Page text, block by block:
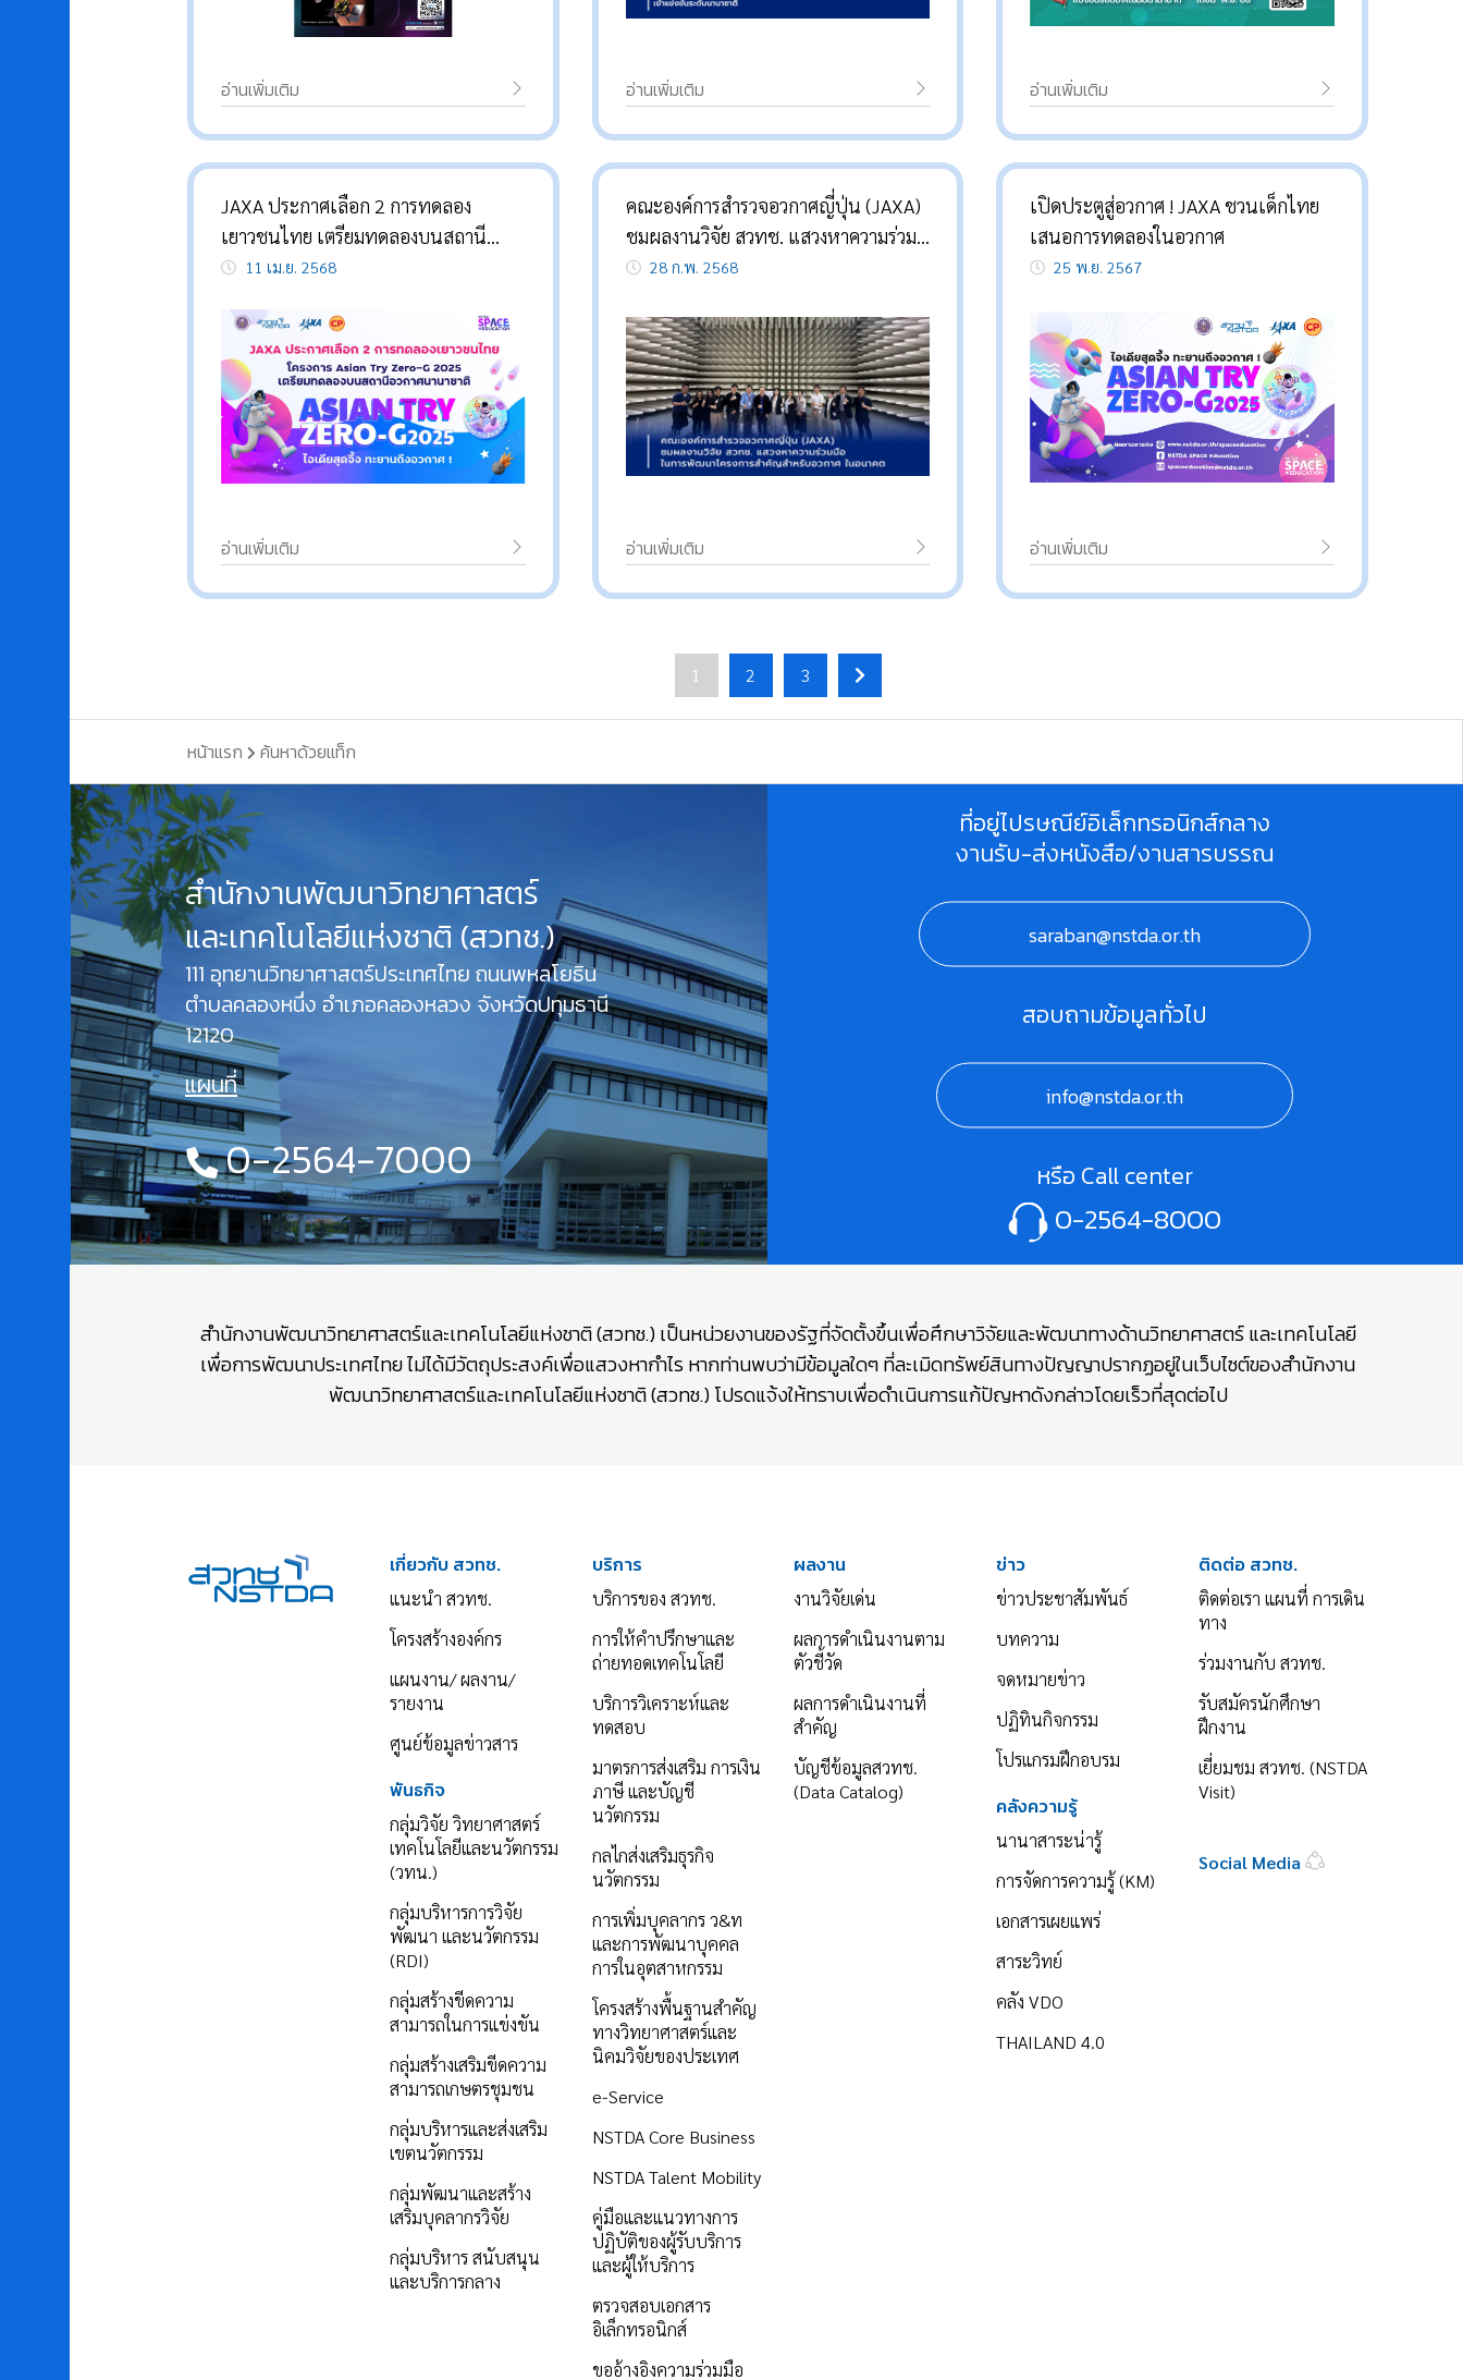
อ่านเพิ่มเติม อ่านเพิ่มเติม อ่านเพิ่มเติม
JAXA ประกาศเลือก 2 การทดลอง
เยาวชนไทย เตรียมทดลองบนสถานี
อวกาศนานาชาติ
11 เม.ย. 2568
อ่านเพิ่มเติม
คณะองค์การสำรวจอวกาศญี่ปุ่น (JAXA)
ชมผลงานวิจัย สวทช. แสวงหาความร่วม
มือ ในการพัฒนาโครงการสำคัญสำหรับ
28 ก.พ. 2568
อ่านเพิ่มเติม
เปิดประตูสู่อวกาศ ! JAXA ชวนเด็กไทย
เสนอการทดลองในอวกาศ
25 พ.ย. 2567
อ่านเพิ่มเติม
1 2 3
หน้าแรก ค้นหาด้วยแท็ก
สำนักงานพัฒนาวิทยาศาสตร์
และเทคโนโลยีแห่งชาติ (สวทช.)
111 อุทยานวิทยาศาสตร์ประเทศไทย ถนนพหลโยธิน
ตำบลคลองหนึ่ง อำเภอคลองหลวง จังหวัดปทุมธานี
12120
แผนที่
0-2564-7000
ที่อยู่ไปรษณีย์อิเล็กทรอนิกส์กลาง
งานรับ-ส่งหนังสือ/งานสารบรรณ
saraban@nstda.or.th
สอบถามข้อมูลทั่วไป
info@nstda.or.th
หรือ Call center
0-2564-8000
สำนักงานพัฒนาวิทยาศาสตร์และเทคโนโลยีแห่งชาติ (สวทช.) เป็นหน่วยงานของรัฐที่จัดตั้งขึ้นเพื่อศึกษาวิจัยและพัฒนาทางด้านวิทยาศาสตร์ และเทคโนโลยี
เพื่อการพัฒนาประเทศไทย ไม่ได้มีวัตถุประสงค์เพื่อแสวงหากำไร หากท่านพบว่ามีข้อมูลใดๆ ที่ละเมิดทรัพย์สินทางปัญญาปรากฏอยู่ในเว็บไซต์ของสำนักงาน
พัฒนาวิทยาศาสตร์และเทคโนโลยีแห่งชาติ (สวทช.) โปรดแจ้งให้ทราบเพื่อดำเนินการแก้ปัญหาดังกล่าวโดยเร็วที่สุดต่อไป
เกี่ยวกับ สวทช.
แนะนำ สวทช.
โครงสร้างองค์กร
แผนงาน/ ผลงาน/
รายงาน
ศูนย์ข้อมูลข่าวสาร
พันธกิจ
กลุ่มวิจัย วิทยาศาสตร์
เทคโนโลยีและนวัตกรรม
(วทน.)
กลุ่มบริหารการวิจัย
พัฒนา และนวัตกรรม
(RDI)
กลุ่มสร้างขีดความ
สามารถในการแข่งขัน
กลุ่มสร้างเสริมขีดความ
สามารถเกษตรชุมชน
กลุ่มบริหารและส่งเสริม
เขตนวัตกรรม
กลุ่มพัฒนาและสร้าง
เสริมบุคลากรวิจัย
กลุ่มบริหาร สนับสนุน
และบริการกลาง
บริการ
บริการของ สวทช.
การให้คำปรึกษาและ
ถ่ายทอดเทคโนโลยี
บริการวิเคราะห์และ
ทดสอบ
มาตรการส่งเสริม การเงิน
ภาษี และบัญชี
นวัตกรรม
กลไกส่งเสริมธุรกิจ
นวัตกรรม
การเพิ่มบุคลากร ว&ท
และการพัฒนาบุคคล
การในอุตสาหกรรม
โครงสร้างพื้นฐานสำคัญ
ทางวิทยาศาสตร์และ
นิคมวิจัยของประเทศ
e-Service
NSTDA Core Business
NSTDA Talent Mobility
คู่มือและแนวทางการ
ปฏิบัติของผู้รับบริการ
และผู้ให้บริการ
ตรวจสอบเอกสาร
อิเล็กทรอนิกส์
ขออ้างอิงความร่วมมือ
ผลงาน
งานวิจัยเด่น
ผลการดำเนินงานตาม
ตัวชี้วัด
ผลการดำเนินงานที่
สำคัญ
บัญชีข้อมูลสวทช.
(Data Catalog)
ข่าว
ข่าวประชาสัมพันธ์
บทความ
จดหมายข่าว
ปฏิทินกิจกรรม
โปรแกรมฝึกอบรม
คลังความรู้
นานาสาระน่ารู้
การจัดการความรู้ (KM)
เอกสารเผยแพร่
สาระวิทย์
คลัง VDO
THAILAND 4.0
ติดต่อ สวทช.
ติดต่อเรา แผนที่ การเดิน
ทาง
ร่วมงานกับ สวทช.
รับสมัครนักศึกษา
ฝึกงาน
เยี่ยมชม สวทช. (NSTDA
Visit)
Social Media